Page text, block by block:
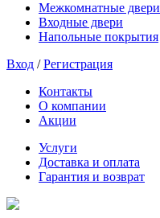
Межкомнатные двери
Входные двери
Напольные покрытия
Вход /Регистрация
Контакты
О компании
Акции
Услуги
Доставка и оплата
Гарантия и возврат